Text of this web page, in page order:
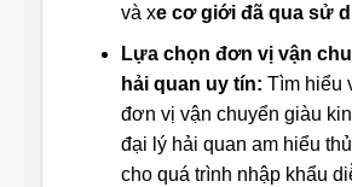
và xe cơ giới đã qua sử
Lựa chọn đơn vị vận
hải quan uy tín: Tìm hiểu
đơn vị vận chuyển giàu
đại lý hải quan am hiểu
cho quá trình nhập khẩu